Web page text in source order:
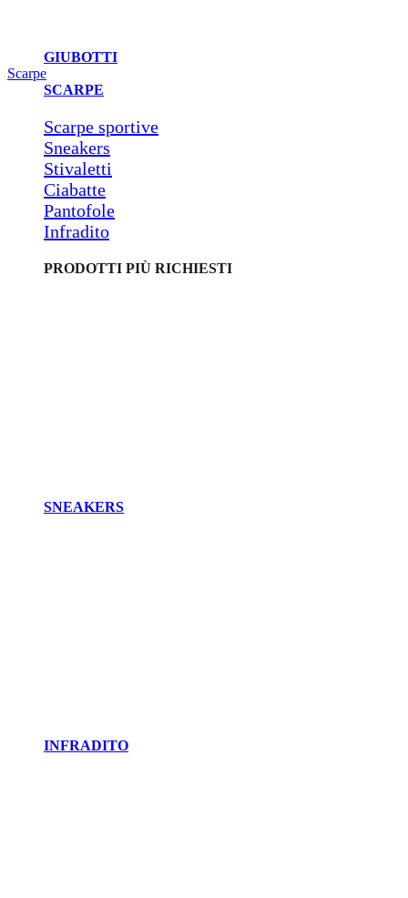
GIUBOTTI
Scarpe
SCARPE
Scarpe sportive
Sneakers
Stivaletti
Ciabatte
Pantofole
Infradito
PRODOTTI PIÙ RICHIESTI
SNEAKERS
INFRADITO